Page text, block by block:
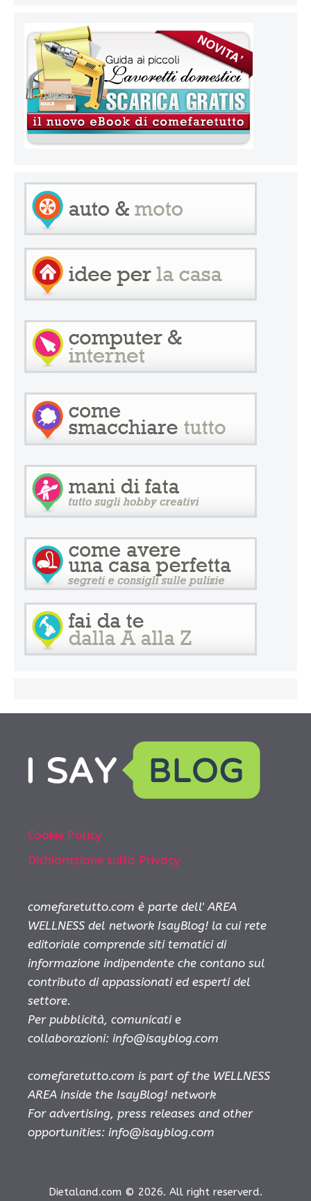
Cookie Policy
Dichiarazione sulla Privacy
comefaretutto.com è parte dell' AREA
WELLNESS del network IsayBlog! la cui rete
editoriale comprende siti tematici di
informazione indipendente che contano sul
contributo di appassionati ed esperti del
settore.
Per pubblicità, comunicati e
collaborazioni: info@isayblog.com
comefaretutto.com is part of the WELLNESS
AREA inside the IsayBlog! network
For advertising, press releases and other
opportunities: info@isayblog.com
Dietaland.com © 2026. All right reserverd.